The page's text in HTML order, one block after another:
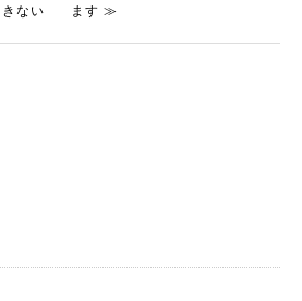
きない
ます ≫